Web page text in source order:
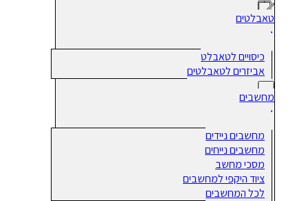
טאבלטים
כיסויים לטאבלט
אביזרים לטאבלטים
מחשבים
מחשבים ניידים
מחשבים נייחים
מסכי מחשב
ציוד היקפי למחשבים
לכל המחשבים